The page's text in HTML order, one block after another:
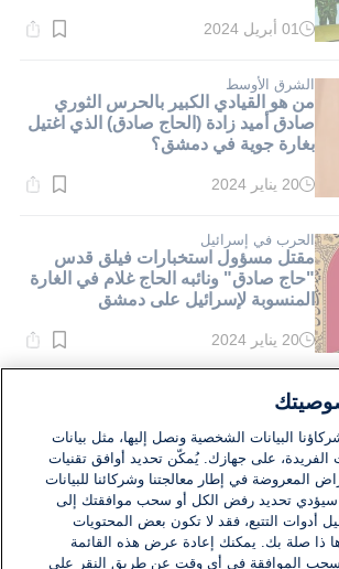
وقت
دقيقة.
01 أبريل 2024
الشرق الأوسط
من هو القيادي الكبير بالحرس الثوري
صادق أميد زادة (الحاج صادق) الذي اغتيل
بغارة جوية في دمشق؟
وقت
دقيقة.
20 يناير 2024
الحرب في إسرائيل
مقتل مسؤول استخبارات فيلق قدس
"حاج صادق" ونائبه الحاج غلام في الغارة
المنسوبة لإسرائيل على دمشق
وقت
دقيقة.
20 يناير 2024
الشرق الأوسط
سوريا: صوت الانفجار قرب مطار دمشق
ناجم عن انفجار عبوة بسيارة مدنية
وقت
القراءة:
3}
دقيقة.
02 أبريل 2023
البيانات الشخصية ونصل إليها، مثل بيانات
الفريدة، على جهازك. يُمكّن تحديد أوافق تقنيات
المعروضة في إطار معالجتنا وشركائنا للبيانات
سيؤدي تحديد رفض الكل أو سحب موافقتك إلى
أدوات التتبع، فقد لا تكون بعض المحتويات
ذا صلة بك. يمكنك إعادة عرض هذه القائمة
أو سحب الموافقة في أي وقت عن طريق النقر على